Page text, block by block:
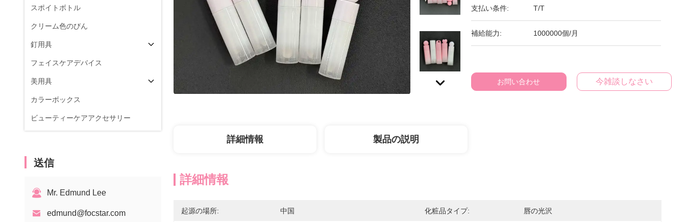
スポイトボトル
クリーム色のびん
釘用具
フェイスケアデバイス
美用具
カラーボックス
ビューティーケアアクセサリー
送信
Mr. Edmund Lee
edmund@focstar.com
支払い条件: T/T
補給能力: 1000000個/月
お問い合わせ 今雑談しなさい
詳細情報 製品の説明
詳細情報
起源の場所: 中国 化粧品タイプ: 唇の光沢